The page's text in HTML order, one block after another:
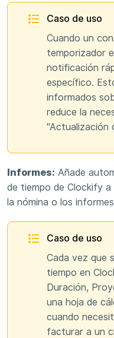
Caso de uso
Cuando un
temporizador
notificación
específico.
informados
reduce la
"Actualización
Informes: Añade
de tiempo de Clockify
la nómina o los
Caso de uso
Cada vez que
tiempo en
Duración,
una hoja de
cuando
facturar a un